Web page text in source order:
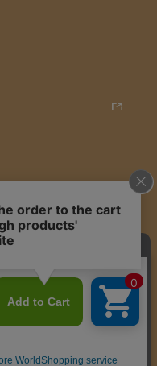
利用規約
会社概要